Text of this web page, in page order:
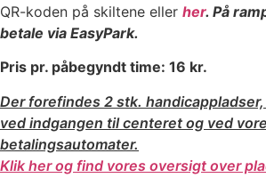
QR-koden på skiltene eller her. På
betale via EasyPark.
Pris pr. påbegyndt time: 16 kr.
Der forefindes 2 stk.
ved indgangen til centeret og ved
betalingsautomater.
Klik her og find vores oversigt over